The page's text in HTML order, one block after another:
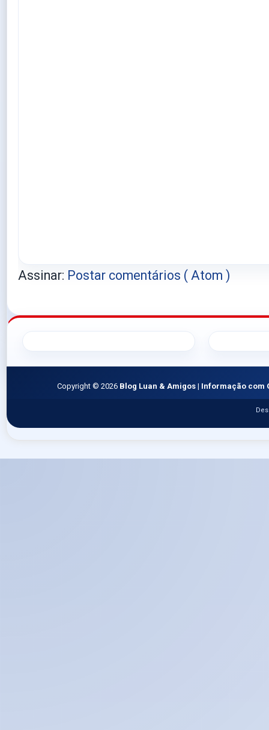
Assinar: Postar comentários ( Atom )
Copyright © 2026 Blog Luan & Amigos | Informação